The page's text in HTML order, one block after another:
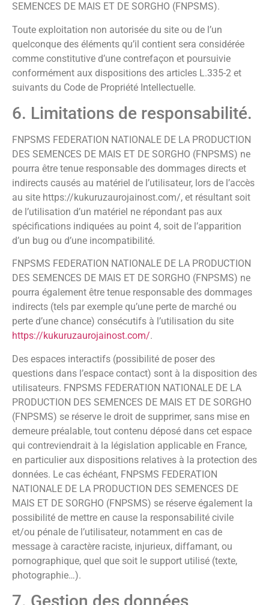
SEMENCES DE MAIS ET DE SORGHO (FNPSMS).
Toute exploitation non autorisée du site ou de l’un
quelconque des éléments qu’il contient sera considérée
comme constitutive d’une contrefaçon et poursuivie
conformément aux dispositions des articles L.335-2 et
suivants du Code de Propriété Intellectuelle.
6. Limitations de responsabilité.
FNPSMS FEDERATION NATIONALE DE LA PRODUCTION
DES SEMENCES DE MAIS ET DE SORGHO (FNPSMS) ne
pourra être tenue responsable des dommages directs et
indirects causés au matériel de l’utilisateur, lors de l’accès
au site https://kukuruzaurojainost.com/, et résultant soit
de l’utilisation d’un matériel ne répondant pas aux
spécifications indiquées au point 4, soit de l’apparition
d’un bug ou d’une incompatibilité.
FNPSMS FEDERATION NATIONALE DE LA PRODUCTION
DES SEMENCES DE MAIS ET DE SORGHO (FNPSMS) ne
pourra également être tenue responsable des dommages
indirects (tels par exemple qu’une perte de marché ou
perte d’une chance) consécutifs à l’utilisation du site
https://kukuruzaurojainost.com/.
Des espaces interactifs (possibilité de poser des
questions dans l’espace contact) sont à la disposition des
utilisateurs. FNPSMS FEDERATION NATIONALE DE LA
PRODUCTION DES SEMENCES DE MAIS ET DE SORGHO
(FNPSMS) se réserve le droit de supprimer, sans mise en
demeure préalable, tout contenu déposé dans cet espace
qui contreviendrait à la législation applicable en France,
en particulier aux dispositions relatives à la protection des
données. Le cas échéant, FNPSMS FEDERATION
NATIONALE DE LA PRODUCTION DES SEMENCES DE
MAIS ET DE SORGHO (FNPSMS) se réserve également la
possibilité de mettre en cause la responsabilité civile
et/ou pénale de l’utilisateur, notamment en cas de
message à caractère raciste, injurieux, diffamant, ou
pornographique, quel que soit le support utilisé (texte,
photographie…).